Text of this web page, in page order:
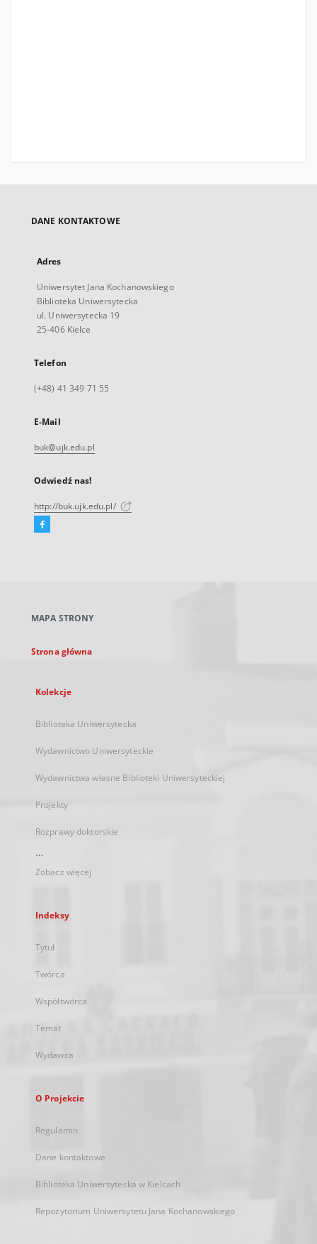
DANE KONTAKTOWE
Adres
Uniwersytet Jana Kochanowskiego
Biblioteka Uniwersytecka
ul. Uniwersytecka 19
25-406 Kielce
Telefon
(+48) 41 349 71 55
E-Mail
buk@ujk.edu.pl
Odwiedź nas!
http://buk.ujk.edu.pl/
Facebook
karcie
MAPA STRONY
Strona główna
Kolekcje
Biblioteka Uniwersytecka
Wydawnictwo Uniwersyteckie
Wydawnictwa własne Biblioteki Uniwersyteckiej
Projekty
Rozprawy doktorskie
...
Zobacz więcej
Indeksy
Tytuł
Twórca
Współtwórca
Temat
Wydawca
O Projekcie
Regulamin
Dane kontaktowe
Biblioteka Uniwersytecka w Kielcach
Repozytorium Uniwersytetu Jana Kochanowskiego